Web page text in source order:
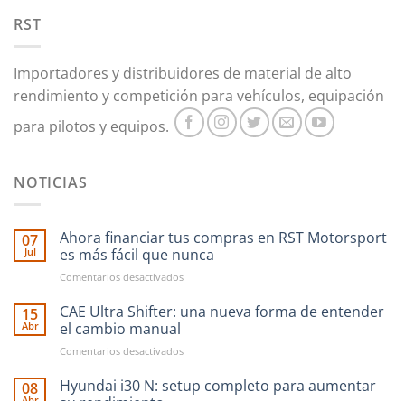
pueden
la
página
producto
página
de
producto
RST
Importadores y distribuidores de material de alto
rendimiento y competición para vehículos, equipación
para pilotos y equipos.
NOTICIAS
07
Jul
Ahora financiar tus compras en RST Motorsport
es más fácil que nunca
Comentarios desactivadosen
financiar
en
Motorsport
15
Abr
CAE Ultra Shifter: una nueva forma de entender
el cambio manual
Comentarios desactivadosen
Ultra
Shifter:
08
Hyundai i30 N: setup completo para aumentar